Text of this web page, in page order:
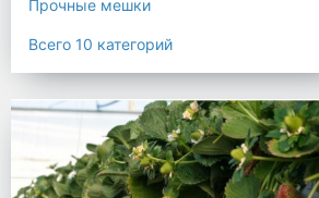
Прочные мешки
Мешки для евроконтейнера
Мешки с ушками
Прозрачные мешки
Мешки строительные
Мешок для листьев
Всего 10 категорий